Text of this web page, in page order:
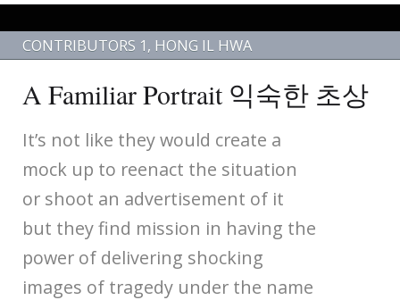
CONTRIBUTORS 1, HONG IL HWA
A Familiar Portrait 익숙한 초상
It’s not like they would create a
mock up to reenact the situation
or shoot an advertisement of it
but they find mission in having the
power of delivering shocking
images of tragedy under the name